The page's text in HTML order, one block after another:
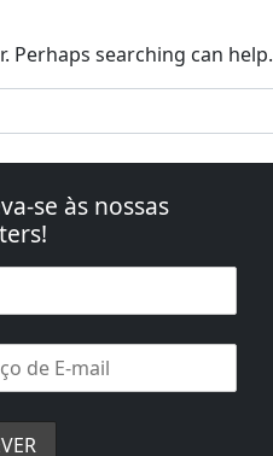
Perhaps searching can help.
se às nossas